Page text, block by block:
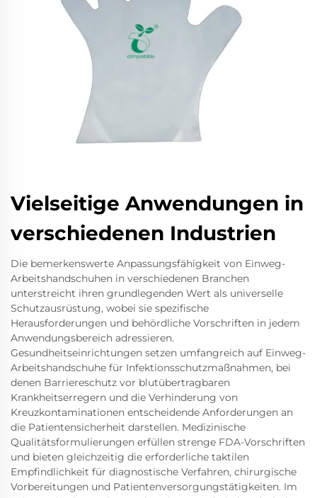
Vielseitige Anwendungen in
verschiedenen Industrien
Die bemerkenswerte Anpassungsfähigkeit von Einweg-
Arbeitshandschuhen in verschiedenen Branchen
unterstreicht ihren grundlegenden Wert als universelle
Schutzausrüstung, wobei sie spezifische
Herausforderungen und behördliche Vorschriften in jedem
Anwendungsbereich adressieren.
Gesundheitseinrichtungen setzen umfangreich auf Einweg-
Arbeitshandschuhe für Infektionsschutzmaßnahmen, bei
denen Barriereschutz vor blutübertragbaren
Krankheitserregern und die Verhinderung von
Kreuzkontaminationen entscheidende Anforderungen an
die Patientensicherheit darstellen. Medizinische
Qualitätsformulierungen erfüllen strenge FDA-Vorschriften
und bieten gleichzeitig die erforderliche taktilen
Empfindlichkeit für diagnostische Verfahren, chirurgische
Vorbereitungen und Patientenversorgungstätigkeiten. Im